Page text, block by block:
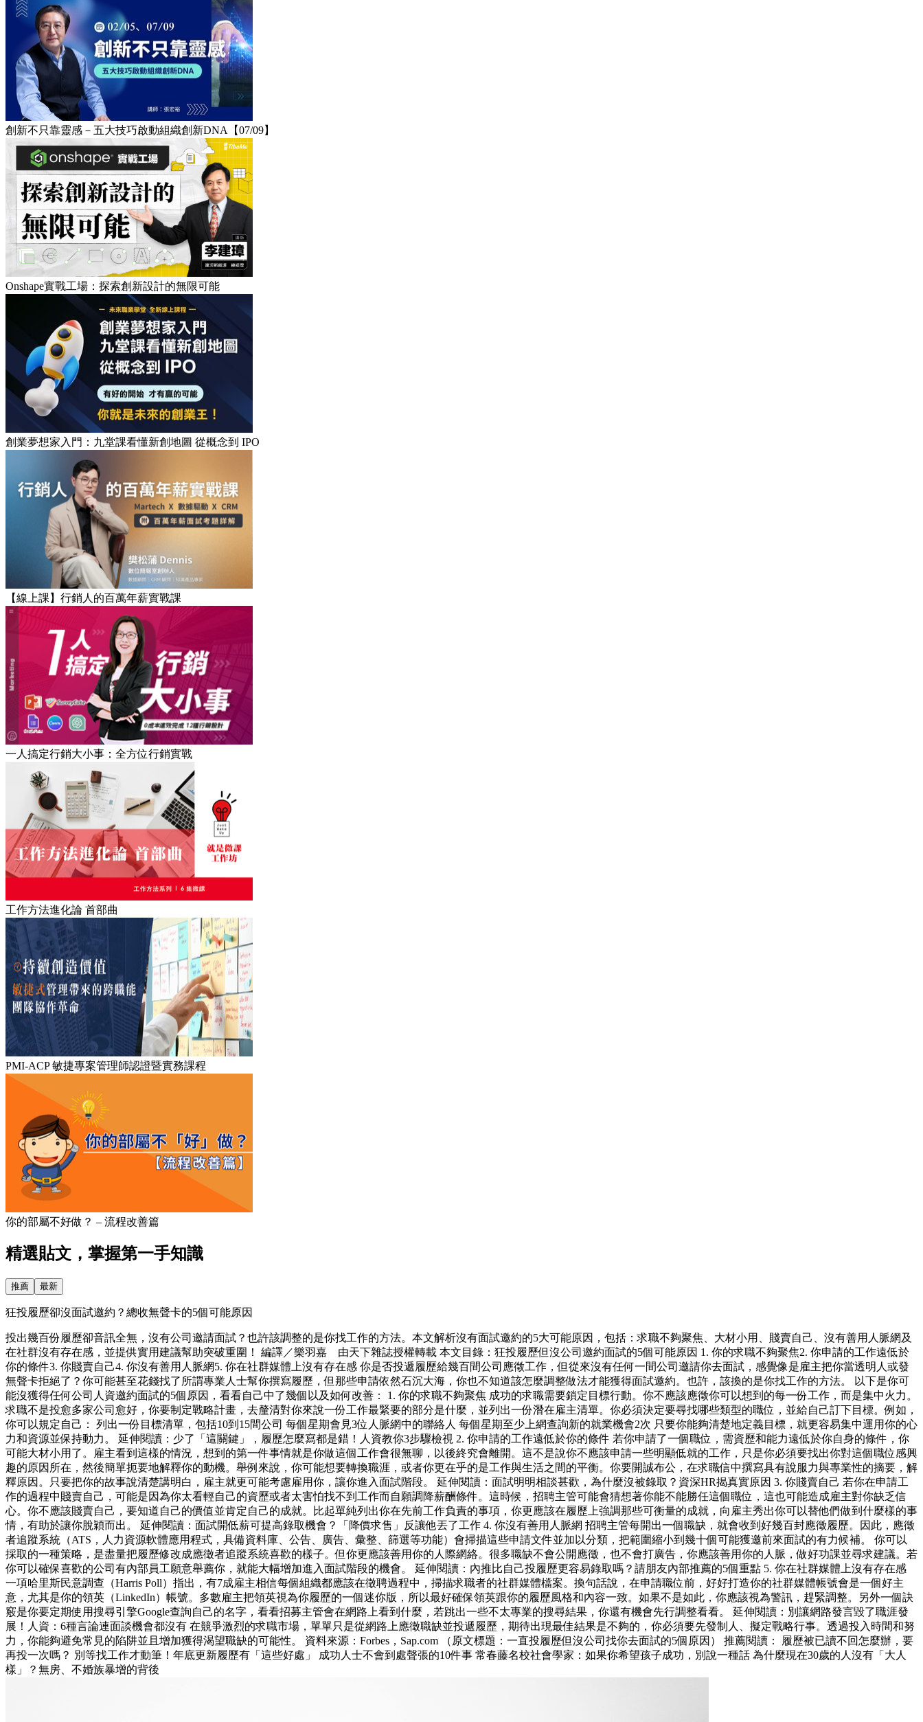
創新不只靠靈感－五大技巧啟動組織創新DNA【07/09】
Onshape實戰工場：探索創新設計的無限可能
創業夢想家入門：九堂課看懂新創地圖 從概念到 IPO
【線上課】行銷人的百萬年薪實戰課
一人搞定行銷大小事：全方位行銷實戰
工作方法進化論 首部曲
PMI-ACP 敏捷專案管理師認證暨實務課程
你的部屬不好做？ – 流程改善篇
精選貼文，掌握第一手知識
推薦 最新
狂投履歷卻沒面試邀約？總收無聲卡的5個可能原因
投出幾百份履歷卻音訊全無，沒有公司邀請面試？也許該調整的是你找工作的方法。本文解析沒有面試邀約的5大可能原因，包括：求職不夠聚焦、大材小用、賤賣自己、沒有善用人脈網及
在社群沒有存在感，並提供實用建議幫助突破重圍！ 編譯／樂羽嘉 由天下雜誌授權轉載 本文目錄：狂投履歷但沒公司邀約面試的5個可能原因 1. 你的求職不夠聚焦2. 你申請的工作遠低於
你的條件3. 你賤賣自己4. 你沒有善用人脈網5. 你在社群媒體上沒有存在感 你是否投遞履歷給幾百間公司應徵工作，但從來沒有任何一間公司邀請你去面試，感覺像是雇主把你當透明人或發
無聲卡拒絕了？你可能甚至花錢找了所謂專業人士幫你撰寫履歷，但那些申請依然石沉大海，你也不知道該怎麼調整做法才能獲得面試邀約。也許，該換的是你找工作的方法。 以下是你可
能沒獲得任何公司人資邀約面試的5個原因，看看自己中了幾個以及如何改善： 1. 你的求職不夠聚焦 成功的求職需要鎖定目標行動。你不應該應徵你可以想到的每一份工作，而是集中火力。
求職不是投愈多家公司愈好，你要制定戰略計畫，去釐清對你來說一份工作最緊要的部分是什麼，並列出一份潛在雇主清單。你必須決定要尋找哪些類型的職位，並給自己訂下目標。例如，
你可以規定自己： 列出一份目標清單，包括10到15間公司 每個星期會見3位人脈網中的聯絡人 每個星期至少上網查詢新的就業機會2次 只要你能夠清楚地定義目標，就更容易集中運用你的心
力和資源並保持動力。 延伸閱讀：少了「這關鍵」，履歷怎麼寫都是錯！人資教你3步驟檢視 2. 你申請的工作遠低於你的條件 若你申請了一個職位，需資歷和能力遠低於你自身的條件，你
可能大材小用了。雇主看到這樣的情況，想到的第一件事情就是你做這個工作會很無聊，以後終究會離開。這不是說你不應該申請一些明顯低就的工作，只是你必須要找出你對這個職位感興
趣的原因所在，然後簡單扼要地解釋你的動機。舉例來說，你可能想要轉換職涯，或者你更在乎的是工作與生活之間的平衡。你要開誠布公，在求職信中撰寫具有說服力與專業性的摘要，解
釋原因。只要把你的故事說清楚講明白，雇主就更可能考慮雇用你，讓你進入面試階段。 延伸閱讀：面試明明相談甚歡，為什麼沒被錄取？資深HR揭真實原因 3. 你賤賣自己 若你在申請工
作的過程中賤賣自己，可能是因為你太看輕自己的資歷或者太害怕找不到工作而自願調降薪酬條件。這時候，招聘主管可能會猜想著你能不能勝任這個職位，這也可能造成雇主對你缺乏信
心。你不應該賤賣自己，要知道自己的價值並肯定自己的成就。比起單純列出你在先前工作負責的事項，你更應該在履歷上強調那些可衡量的成就，向雇主秀出你可以替他們做到什麼樣的事
情，有助於讓你脫穎而出。 延伸閱讀：面試開低薪可提高錄取機會？「降價求售」反讓他丟了工作 4. 你沒有善用人脈網 招聘主管每開出一個職缺，就會收到好幾百封應徵履歷。因此，應徵
者追蹤系統（ATS，人力資源軟體應用程式，具備資料庫、公告、廣告、彙整、篩選等功能）會掃描這些申請文件並加以分類，把範圍縮小到幾十個可能獲邀前來面試的有力候補。 你可以
採取的一種策略，是盡量把履歷修改成應徵者追蹤系統喜歡的樣子。但你更應該善用你的人際網絡。很多職缺不會公開應徵，也不會打廣告，你應該善用你的人脈，做好功課並尋求建議。若
你可以確保喜歡的公司有內部員工願意舉薦你，就能大幅增加進入面試階段的機會。 延伸閱讀：內推比自己投履歷更容易錄取嗎？請朋友內部推薦的5個重點 5. 你在社群媒體上沒有存在感
一項哈里斯民意調查（Harris Poll）指出，有7成雇主相信每個組織都應該在徵聘過程中，掃描求職者的社群媒體檔案。換句話說，在申請職位前，好好打造你的社群媒體帳號會是一個好主
意，尤其是你的領英（LinkedIn）帳號。多數雇主把領英視為你履歷的一個迷你版，所以最好確保領英跟你的履歷風格和內容一致。如果不是如此，你應該視為警訊，趕緊調整。另外一個訣
竅是你要定期使用搜尋引擎Google查詢自己的名字，看看招募主管會在網路上看到什麼，若跳出一些不太專業的搜尋結果，你還有機會先行調整看看。 延伸閱讀：別讓網路發言毀了職涯發
展！人資：6種言論連面談機會都沒有 在競爭激烈的求職市場，單單只是從網路上應徵職缺並投遞履歷，期待出現最佳結果是不夠的，你必須要先發制人、擬定戰略行事。透過投入時間和努
力，你能夠避免常見的陷阱並且增加獲得渴望職缺的可能性。 資料來源：Forbes，Sap.com （原文標題：一直投履歷但沒公司找你去面試的5個原因） 推薦閱讀： 履歷被已讀不回怎麼辦，要
再投一次嗎？ 別等找工作才動筆！年底更新履歷有「這些好處」 成功人士不會到處聲張的10件事 常春藤名校社會學家：如果你希望孩子成功，別說一種話 為什麼現在30歲的人沒有「大人
樣」？無房、不婚族暴增的背後